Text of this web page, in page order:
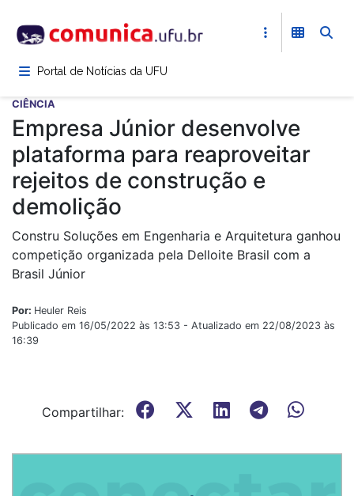
para
conteúdoPortal de Notícias da UFU
CIÊNCIA
Empresa Júnior desenvolve
plataforma para reaproveitar
rejeitos de construção e
demolição
Constru Soluções em Engenharia e Arquitetura ganhou
competição organizada pela Delloite Brasil com a
Brasil Júnior
Por: Heuler Reis
Publicado em 16/05/2022 às 13:53 - Atualizado em 22/08/2023 às
16:39
Compartilhar: